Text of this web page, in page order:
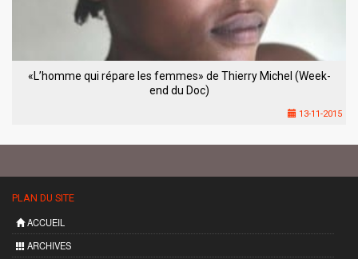
«L’homme qui répare les femmes» de Thierry Michel (Week-
end du Doc)
13-11-2015
PLAN DU SITE
ACCUEIL
ARCHIVES